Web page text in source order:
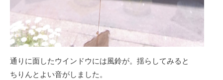
通りに面したウインドウには風鈴が。揺らしてみると
ちりんとよい音がしました。